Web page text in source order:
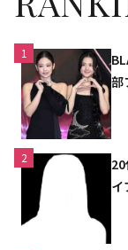
1
部
2
イ